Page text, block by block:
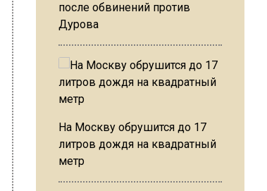
после обвинений против
Дурова
На Москву обрушится до 17
литров дождя на квадратный
метр